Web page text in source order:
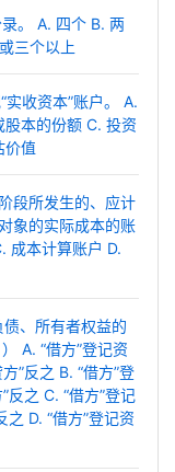
。 A. 四个 B. 两
三个以上
收资本”账户。 A.
本的份额 C. 投资
价值
段所发生的、应计
象的实际成本的账
成本计算账户 D.
债、所有者权益的
A. “借方”登记资
”反之 B. “借方”登
反之 C. “借方”登记
D. “借方”登记资